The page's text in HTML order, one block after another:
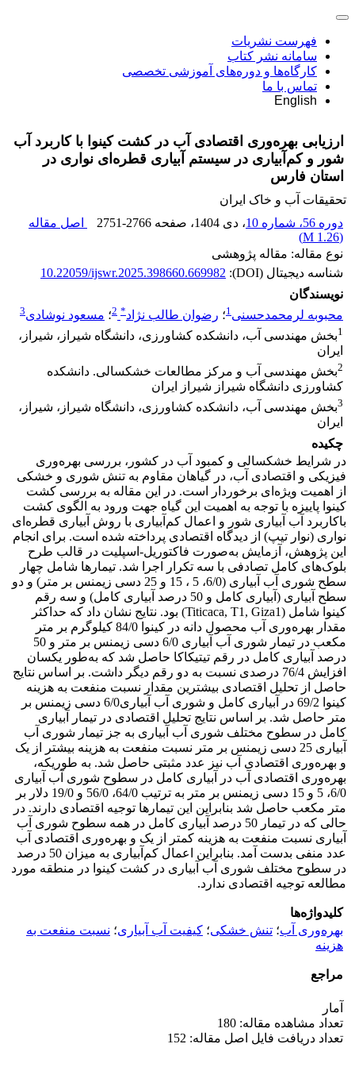
فهرست نشریات
سامانه نشر کتاب
کارگاه‌ها و دوره‌های آموزشی تخصصی
تماس با ما
English
ارزیابی بهره‌وری اقتصادی آب در کشت کینوا با کاربرد آب
شور و کم‌آبیاری در سیستم آبیاری قطره‌ای نواری در
استان فارس
تحقیقات آب و خاک ایران
دوره 56، شماره 10
، دی 1404 ، صفحه 2751-2766
اصل مقاله
(
1.26 M
)
نوع مقاله: مقاله پژوهشی
شناسه دیجیتال (DOI):
10.22059/ijswr.2025.398660.669982
نویسندگان
محبوبه لرمحمدحسنی1؛ رضوان طالب نژاد*
2؛ مسعود نوشادی3
1بخش مهندسی آب، دانشکده کشاورزی، دانشگاه شیراز، شیراز،
ایران
2بخش مهندسی آب و مرکز مطالعات خشکسالی. دانشکده
کشاورزی دانشگاه شیراز شیراز ایران
3بخش مهندسی آب، دانشکده کشاورزی، دانشگاه شیراز، شیراز،
ایران
چکیده
در شرایط خشکسالی و کمبود آب در کشور، بررسی بهره‌وری
فیزیکی و اقتصادی آب، در گیاهان مقاوم به تنش شوری و خشکی
از اهمیت ویژه‌ای برخوردار است. در این مقاله به بررسی کشت
کینوا پاییزه با توجه به اهمیت این گیاه جهت ورود به الگوی کشت
باکاربرد آب آبیاری شور و اعمال کم‌آبیاری با روش آبیاری قطره‌ای
نواری (نوار تیپ) از دیدگاه اقتصادی پرداخته شده است. برای انجام
این پژوهش، آزمایش به‌صورت فاکتوریل-اسپلیت در قالب طرح
بلوک‌های کامل تصادفی با سه تکرار اجرا شد. تیمارها شامل چهار
سطح شوری آب آبیاری (6/0، 5 ، 15 و 25 دسی زیمنس بر متر) و دو
سطح آبیاری (آبیاری کامل و 50 درصد آبیاری کامل) و سه رقم
کینوا شامل (Titicaca, T1, Giza1) بود. نتایج نشان داد که حداکثر
مقدار بهره‌وری آب محصول دانه در کینوا 84/0 کیلوگرم بر متر
مکعب در تیمار شوری آب آبیاری 6/0 دسی زیمنس بر متر و 50
درصد آبیاری کامل در رقم تیتیکاکا حاصل شد که به‌طور یکسان
افزایش 76/4 درصدی نسبت به دو رقم دیگر داشت. بر اساس نتایج
حاصل از تحلیل اقتصادی بیشترین مقدار نسبت منفعت به هزینه
کینوا 69/2 در آبیاری کامل و شوری آب آبیاری6/0 دسی زیمنس بر
متر حاصل شد. بر اساس نتایج تحلیل اقتصادی در تیمار آبیاری
کامل در سطوح مختلف شوری آب آبیاری به جز تیمار شوری آب
آبیاری 25 دسی زیمنس بر متر نسبت منفعت به هزینه بیشتر از یک
و بهره‌وری اقتصادی آب نیز عدد مثبتی حاصل شد. به طوریکه،
بهره‌وری اقتصادی آب در آبیاری کامل در سطوح شوری آب آبیاری
6/0، 5 و 15 دسی زیمنس بر متر به ترتیب 64/0، 56/0 و 19/0 دلار بر
متر مکعب حاصل شد بنابراین این تیمار‌ها توجیه اقتصادی دارند. در
حالی که در تیمار 50 درصد آبیاری کامل در همه سطوح شوری آب
آبیاری نسبت منفعت به هزینه کمتر از یک و بهره‌وری اقتصادی آب
عدد منفی بدست آمد. بنابراین اعمال کم‌آبیاری به میزان 50 درصد
در سطوح مختلف شوری آب آبیاری در کشت کینوا در منطقه مورد
مطالعه توجیه اقتصادی ندارد.
کلیدواژه‌ها
بهره‌وری آب؛ تنش خشکی؛ کیفیت آب آبیاری؛ نسبت منفعت به
هزینه
مراجع
آمار
تعداد مشاهده مقاله: 180
تعداد دریافت فایل اصل مقاله: 152